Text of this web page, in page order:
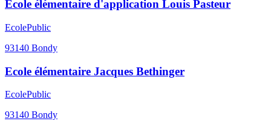
Ecole élémentaire d'application Louis Pasteur
EcolePublic
93140 Bondy
Ecole élémentaire Jacques Bethinger
EcolePublic
93140 Bondy